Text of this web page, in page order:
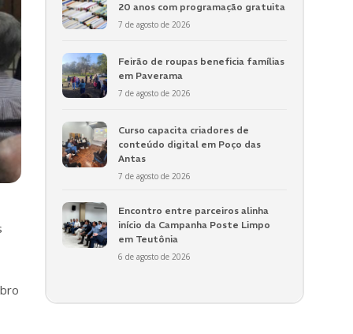
20 anos com programação gratuita
7 de agosto de 2026
Feirão de roupas beneficia famílias
em Paverama
7 de agosto de 2026
Curso capacita criadores de
conteúdo digital em Poço das
Antas
7 de agosto de 2026
Encontro entre parceiros alinha
início da Campanha Poste Limpo
em Teutônia
6 de agosto de 2026